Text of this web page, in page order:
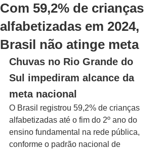
Com 59,2% de crianças
alfabetizadas em 2024,
Brasil não atinge meta
Chuvas no Rio Grande do
Sul impediram alcance da
meta nacional
O Brasil registrou 59,2% de crianças
alfabetizadas até o fim do 2º ano do
ensino fundamental na rede pública,
conforme o padrão nacional de